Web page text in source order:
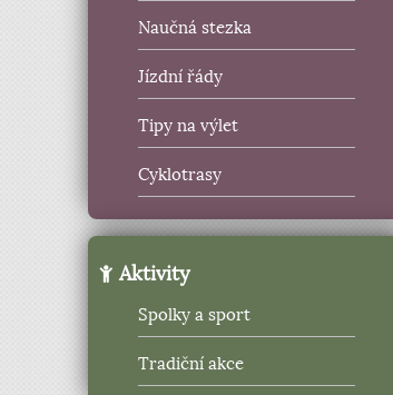
Naučná stezka
Jízdní řády
Tipy na výlet
Cyklotrasy
Aktivity
Spolky a sport
Tradiční akce